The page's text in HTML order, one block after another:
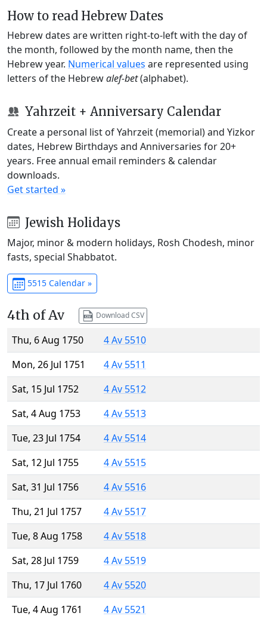
How to read Hebrew Dates
Hebrew dates are written right-to-left with the day of
the month, followed by the month name, then the
Hebrew year. Numerical values are represented using
letters of the Hebrewalef-bet(alphabet).
Yahrzeit + Anniversary Calendar
Create a personal list of Yahrzeit (memorial) and Yizkor
dates, Hebrew Birthdays and Anniversaries for 20+
years. Free annual email reminders & calendar
downloads.
Get started »
Jewish Holidays
Major, minor & modern holidays, Rosh Chodesh, minor
fasts, special Shabbatot.
5515 Calendar »
4th of Av Download CSV
Thu, 6 Aug 1750
4 Av 5510
Mon, 26 Jul 1751
4 Av 5511
Sat, 15 Jul 1752
4 Av 5512
Sat, 4 Aug 1753
4 Av 5513
Tue, 23 Jul 1754
4 Av 5514
Sat, 12 Jul 1755
4 Av 5515
Sat, 31 Jul 1756
4 Av 5516
Thu, 21 Jul 1757
4 Av 5517
Tue, 8 Aug 1758
4 Av 5518
Sat, 28 Jul 1759
4 Av 5519
Thu, 17 Jul 1760
4 Av 5520
Tue, 4 Aug 1761
4 Av 5521